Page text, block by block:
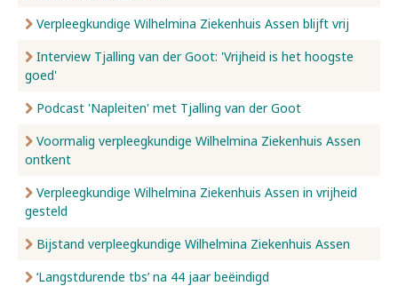
Verpleegkundige Wilhelmina Ziekenhuis Assen blijft vrij
Interview Tjalling van der Goot: 'Vrijheid is het hoogste
goed'
Podcast 'Napleiten' met Tjalling van der Goot
Voormalig verpleegkundige Wilhelmina Ziekenhuis Assen
ontkent
Verpleegkundige Wilhelmina Ziekenhuis Assen in vrijheid
gesteld
Bijstand verpleegkundige Wilhelmina Ziekenhuis Assen
‘Langstdurende tbs’ na 44 jaar beëindigd